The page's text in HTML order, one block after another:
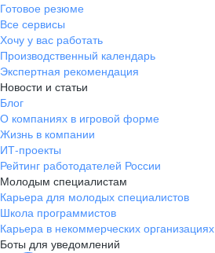
Готовое резюме
Все сервисы
Хочу у вас работать
Производственный календарь
Экспертная рекомендация
Новости и статьи
Блог
О компаниях в игровой форме
Жизнь в компании
ИТ-проекты
Рейтинг работодателей России
Молодым специалистам
Карьера для молодых специалистов
Школа программистов
Карьера в некоммерческих организациях
Боты для уведомлений